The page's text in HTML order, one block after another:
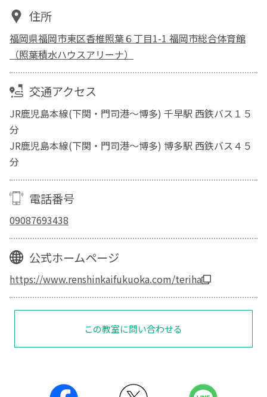
住所
福岡県福岡市東区香椎照葉６丁目1-1 福岡市総合体育館
（照葉積水ハウスアリーナ）
交通アクセス
JR鹿児島本線(下関・門司港～博多) 千早駅 西鉄バス１５
分
JR鹿児島本線(下関・門司港～博多) 博多駅 西鉄バス４５
分
電話番号
09087693438
公式ホームページ
https://www.renshinkaifukuoka.com/teriha
この教室に問い合わせる